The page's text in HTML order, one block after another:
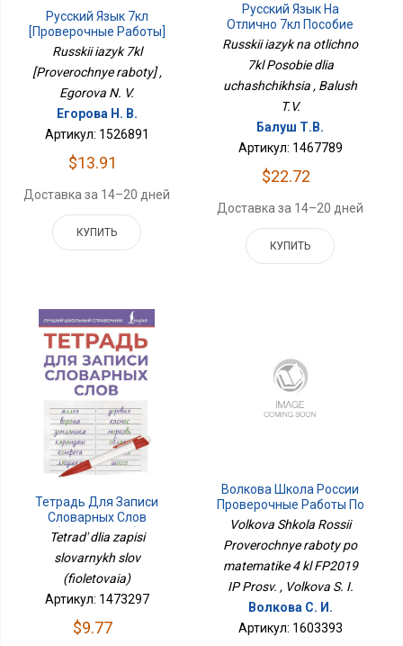
Русский Язык 7кл
[Проверочные Работы]
Russkii iazyk 7kl
[Proverochnye raboty] ,
Egorova N. V.
Егорова Н. В.
Артикул: 1526891
$13.91
Доставка за 14–20 дней
КУПИТЬ
Русский Язык На
Отлично 7кл Пособие
Для Учащихся
Russkii iazyk na otlichno
7kl Posobie dlia
uchashchikhsia , Balush
T.V.
Балуш Т.В.
Артикул: 1467789
$22.72
Доставка за 14–20 дней
КУПИТЬ
Тетрадь Для Записи
Словарных Слов
(фиолетовая)
Tetrad' dlia zapisi
slovarnykh slov
(fioletovaia)
Артикул: 1473297
$9.77
Волкова Школа России
Проверочные Работы По
Математике 4 Кл
Volkova Shkola Rossii
Proverochnye raboty po
matematike 4 kl FP2019
IP Prosv. , Volkova S. I.
Волкова С. И.
Артикул: 1603393